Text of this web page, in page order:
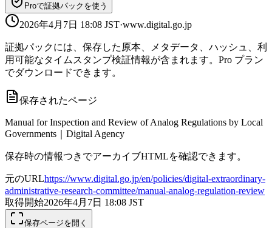
Proで証拠パックを使う
2026年4月7日 18:08 JST·www.digital.go.jp
証拠パックには、保存した原本、メタデータ、ハッシュ、利
用可能なタイムスタンプ検証情報が含まれます。Pro プラン
でダウンロードできます。
保存されたページ
Manual for Inspection and Review of Analog Regulations by Local
Governments｜Digital Agency
保存時の情報つきでアーカイブHTMLを確認できます。
元のURLhttps://www.digital.go.jp/en/policies/digital-extraordinary-
administrative-research-committee/manual-analog-regulation-review
取得開始2026年4月7日 18:08 JST
保存ページを開く